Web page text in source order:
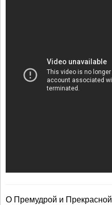
О Премудрой и Прекрасной